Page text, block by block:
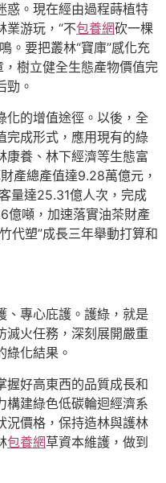
惑。現在經由過程蒔植特
業游玩，“不包養網砍一棵
。要把叢林“寶庫”感化充
，樹立健全生態產物價值完
勁。
化的增值途徑。以後，全
完成形式，應用現有的綠
康養、林下經濟等生態富
產總產值達9.28萬億元，
量達25.31億人次，完成
億噸，加速落實油茶財產
代塑”成長三年舉動打算和
、專心庇護。護綠，就是
滅火任務，深刻展開嚴重
綠化結果。
握好高東西的品質成長和
構建綠色低碳輪迴經濟系
況價格，保持造林與護林
包養網草資本維護，做到